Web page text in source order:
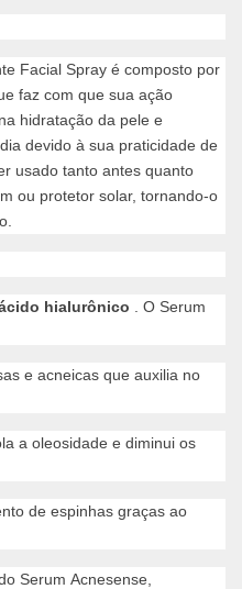
Facial Spray é composto por
faz com que sua ação
hidratação da pele e
devido à sua praticidade de
usado tanto antes quanto
ou protetor solar, tornando-o
hialurônico . O Serum
e acneicas que auxilia no
a oleosidade e diminui os
de espinhas graças ao
Serum Acnesense,